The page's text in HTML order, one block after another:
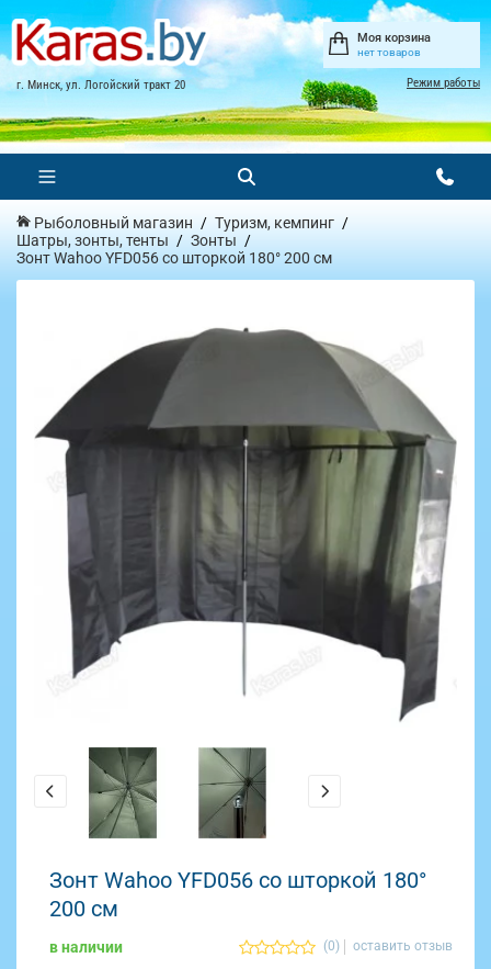
г. Минск, ул. Логойский тракт 20
Моя корзина
нет товаров
Режим работы
Рыболовный магазин
Туризм, кемпинг
Шатры, зонты, тенты
Зонты
Зонт Wahoo YFD056 со шторкой 180° 200 см
Зонт Wahoo YFD056 со шторкой 180°
200 см
в наличии (0) оставить отзыв